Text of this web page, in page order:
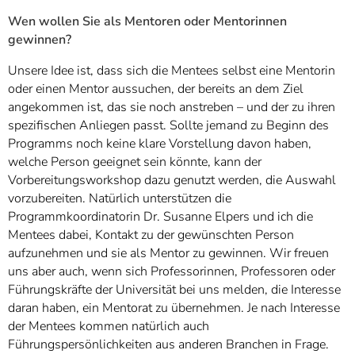
Wen wollen Sie als Mentoren oder Mentorinnen
gewinnen?
Unsere Idee ist, dass sich die Mentees selbst eine Mentorin
oder einen Mentor aussuchen, der bereits an dem Ziel
angekommen ist, das sie noch anstreben – und der zu ihren
spezifischen Anliegen passt. Sollte jemand zu Beginn des
Programms noch keine klare Vorstellung davon haben,
welche Person geeignet sein könnte, kann der
Vorbereitungsworkshop dazu genutzt werden, die Auswahl
vorzubereiten. Natürlich unterstützen die
Programmkoordinatorin Dr. Susanne Elpers und ich die
Mentees dabei, Kontakt zu der gewünschten Person
aufzunehmen und sie als Mentor zu gewinnen. Wir freuen
uns aber auch, wenn sich Professorinnen, Professoren oder
Führungskräfte der Universität bei uns melden, die Interesse
daran haben, ein Mentorat zu übernehmen. Je nach Interesse
der Mentees kommen natürlich auch
Führungspersönlichkeiten aus anderen Branchen in Frage.